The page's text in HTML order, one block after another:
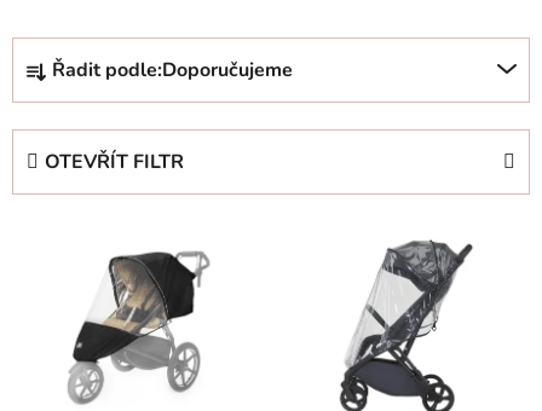
Ř
a
z
e
n
í
Řadit podle:Doporučujeme
OTEVŘÍT FILTR